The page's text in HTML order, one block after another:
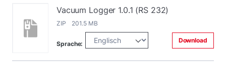
Vacuum Logger 1.0.1 (RS 232)
ZIP 201.5 MB
Sprache: Download